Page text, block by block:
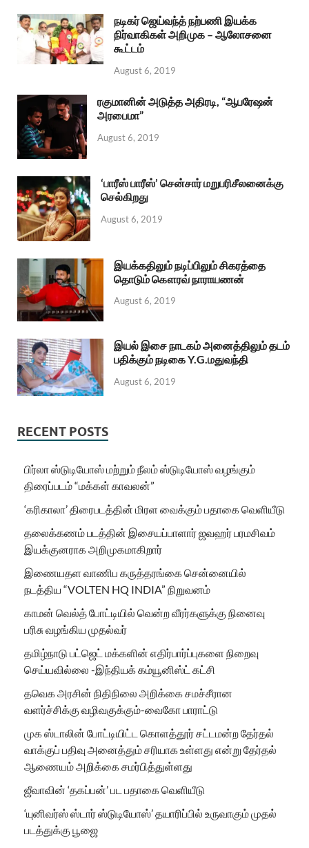
நடிகர் ஜெய்வந்த் நற்பணி இயக்க
நிர்வாகிகள் அறிமுக – ஆலோசனை
கூட்டம்
August 6, 2019
ரகுமானின் அடுத்த அதிரடி, “ஆபரேஷன்
அரபைமா”
August 6, 2019
‘பாரீஸ் பாரீஸ்’ சென்சார் மறுபரிசீலனைக்கு
செல்கிறது
August 6, 2019
இயக்கதிலும் நடிப்பிலும் சிகரத்தை
தொடும் கௌரவ் நாராயணன்
August 6, 2019
இயல் இசை நாடகம் அனைத்திலும் தடம்
பதிக்கும் நடிகை Y.G.மதுவந்தி
August 6, 2019
RECENT POSTS
பிர்லா ஸ்டுடியோஸ் மற்றும் நீலம் ஸ்டுடியோஸ் வழங்கும்
திரைப்படம் “மக்கள் காவலன்”
‘கரிகாலா’ திரைபடத்தின் மிரள வைக்கும் பதாகை வெளியீடு
தலைக்கணம் படத்தின் இசையப்பாளார் ஜவஹர் பரமசிவம்
இயக்குனராக அறிமுகமாகிறார்
இணையதள வாணிப கருத்தரங்கை சென்னையில்
நடத்திய “VOLTEN HQ INDIA” நிறுவனம்
காமன் வெல்த் போட்டியில் வென்ற வீரர்களுக்கு நினைவு
பரிசு வழங்கிய முதல்வர்
தமிழ்நாடு பட்ஜெட் மக்களின் எதிர்பார்ப்புகளை நிறைவு
செய்யவில்லை -இந்தியக் கம்யூனிஸ்ட் கட்சி
தவெக அரசின் நிதிநிலை அறிக்கை சமச்சீரான
வளர்ச்சிக்கு வழிவகுக்கும்-வைகோ பாராட்டு
முக ஸ்டாலின் போட்டியிட்ட கொளத்தூர் சட்டமன்ற தேர்தல்
வாக்குப் பதிவு அனைத்தும் சரியாக உள்ளது என்று தேர்தல்
ஆணையம் அறிக்கை சமர்பித்துள்ளது
ஜீவாவின் ‘தகப்பன்’ பட பதாகை வெளியீடு
‘யுனிவர்ஸ் ஸ்டார் ஸ்டுடியோஸ்’ தயாரிப்பில் உருவாகும் முதல்
படத்துக்கு பூஜை